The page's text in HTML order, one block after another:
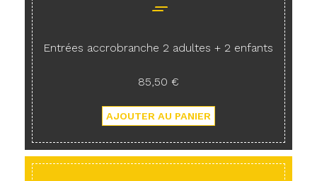
Entrées accrobranche 2 adultes + 2 enfants
85,50 €